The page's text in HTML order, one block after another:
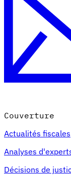
Experts
Nos auteursDevenir
Couverture
Actualités fiscales
Analyses
Décisions de